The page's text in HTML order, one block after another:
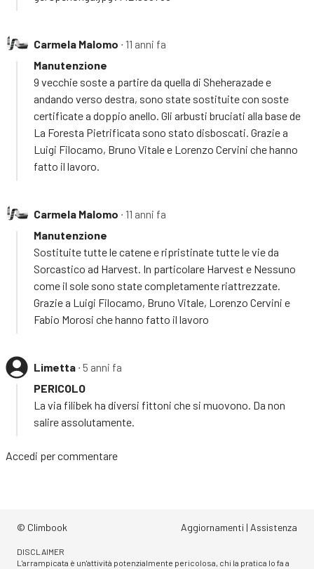
Carmela Malomo ∙ 11 anni fa
Manutenzione
9 vecchie soste a partire da quella di Sheherazade e
andando verso destra, sono state sostituite con soste
certificate a doppio anello. Gli arbusti bruciati alla base de
La Foresta Pietrificata sono stato disboscati. Grazie a
Luigi Filocamo, Bruno Vitale e Lorenzo Cervini che hanno
fatto il lavoro.
Carmela Malomo ∙ 11 anni fa
Manutenzione
Sostituite tutte le catene e ripristinate tutte le vie da
Sorcastico ad Harvest. In particolare Harvest e Nessuno
come il sole sono state completamente riattrezzate.
Grazie a Luigi Filocamo, Bruno Vitale, Lorenzo Cervini e
Fabio Morosi che hanno fatto il lavoro
Limetta ∙ 5 anni fa
PERICOLO
La via filibek ha diversi fittoni che si muovono. Da non
salire assolutamente.
Accedi per commentare
© Climbook Aggiornamenti | Assistenza
DISCLAIMER
L'arrampicata è un'attività potenzialmente pericolosa, chi la pratica lo fa a